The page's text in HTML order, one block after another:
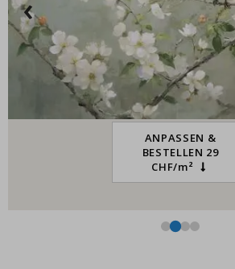
Special
Price
15,00 €
ANPASSEN &
BESTELLEN 29
CHF/m²